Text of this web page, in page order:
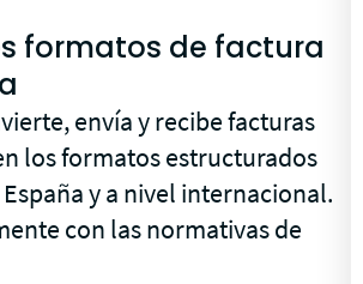
formatos de factura
envía y recibe facturas
los formatos estructurados
y a nivel internacional.
con las normativas de